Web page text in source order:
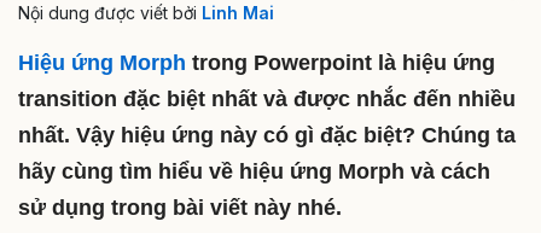
Nội dung được viết bởi Linh Mai
Hiệu ứng Morph trong Powerpoint là hiệu ứng
transition đặc biệt nhất và được nhắc đến nhiều
nhất. Vậy hiệu ứng này có gì đặc biệt? Chúng ta
hãy cùng tìm hiểu về hiệu ứng Morph và cách
sử dụng trong bài viết này nhé.